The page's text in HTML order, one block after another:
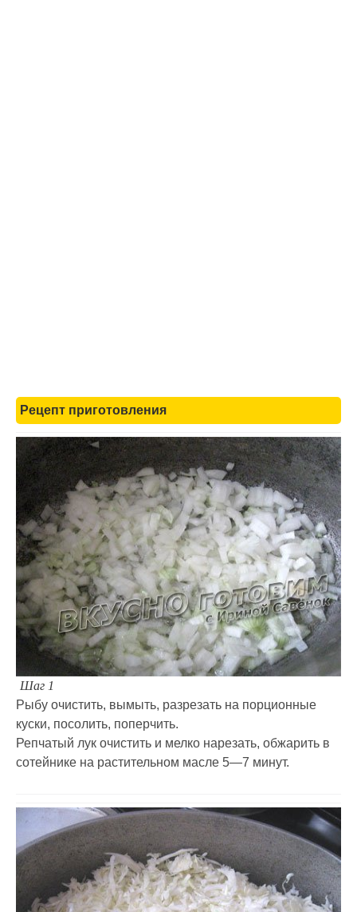
Рецепт приготовления
Шаг 1
Рыбу очистить, вымыть, разрезать на порционные
куски, посолить, поперчить.
Репчатый лук очистить и мелко нарезать, обжарить в
сотейнике на растительном масле 5—7 минут.